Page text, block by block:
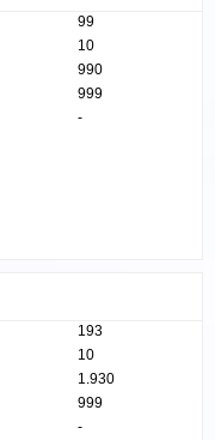
99
10
990
999
-
193
10
1.930
999
-